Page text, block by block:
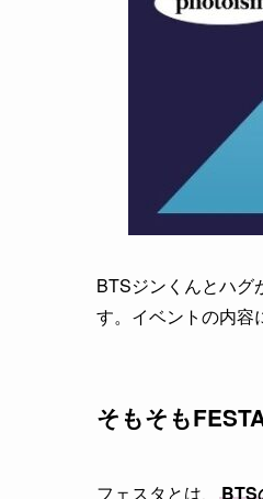
BTSジンくんとハグ
す。イベントの内容
そもそも
フェスタとは、 BTS